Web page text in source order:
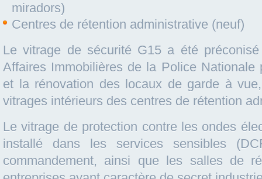
miradors)
Centres de rétention administrative (neuf)
Le vitrage de sécurité G15 a été
Affaires Immobilières de la Police Nationale
et la rénovation des locaux de garde à
vitrages intérieurs des centres de rétention
Le vitrage de protection contre les ondes
installé dans les services sensibles
commandement, ainsi que les salles de